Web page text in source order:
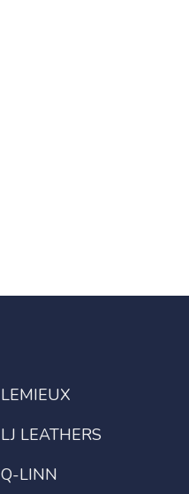
LEMIEUX
LJ LEATHERS
Q-LINN